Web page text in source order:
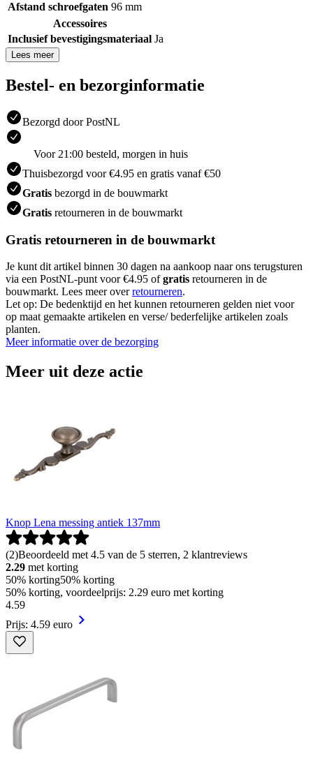
Afstand schroefgaten 96 mm
Accessoires
Inclusief bevestigingsmateriaal Ja
Lees meer
Bestel- en bezorginformatie
Bezorgd door PostNL
Voor 21:00 besteld, morgen in huis
Thuisbezorgd voor €4.95 en gratis vanaf €50
Gratis bezorgd in de bouwmarkt
Gratis retourneren in de bouwmarkt
Gratis retourneren in de bouwmarkt
Je kunt dit artikel binnen 30 dagen na aankoop naar ons terugsturen
via een PostNL-punt voor €4.95 ofgratis retourneren in de
bouwmarkt. Lees meer overretourneren.
Let op: De bedenktijd en het kunnen retourneren gelden niet voor
op maat gemaakte artikelen en verse/ bederfelijke artikelen zoals
planten.
Meer informatie over de bezorging
Meer uit deze actie
Knop Lena messing antiek 137mm
(2)Beoordeeld met 4.5 van de 5 sterren, 2 klantreviews
2.29 met korting
50% korting50% korting
50% korting, voordeelprijs: 2.29 euro met korting
4.59
Prijs: 4.59 euro